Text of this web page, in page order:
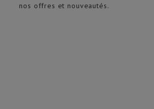
nos offres et nouveautés.